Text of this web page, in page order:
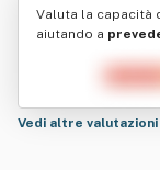
Valuta la capacità
aiutando a
Vedi altre valutazioni